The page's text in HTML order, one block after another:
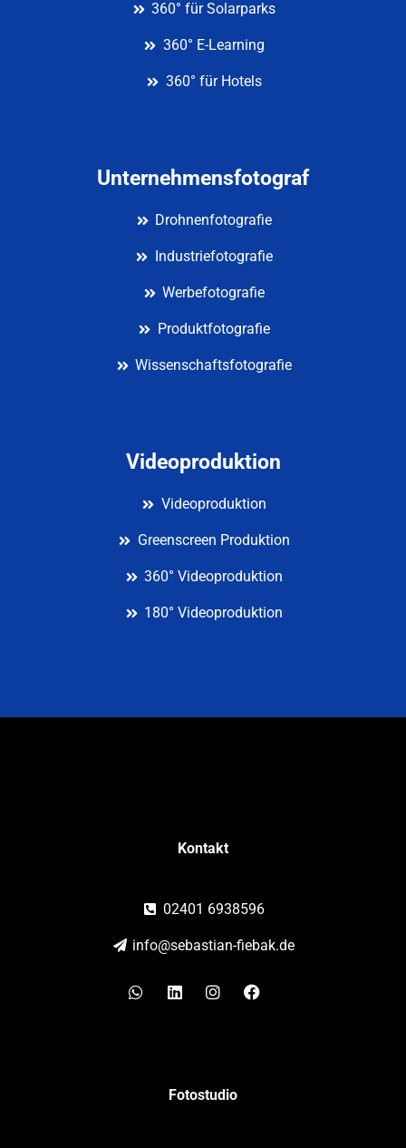
360° für Solarparks
360° E-Learning
360° für Hotels
Unternehmensfotograf
Drohnenfotografie
Industriefotografie
Werbefotografie
Produktfotografie
Wissenschaftsfotografie
Videoproduktion
Videoproduktion
Greenscreen Produktion
360° Videoproduktion
180° Videoproduktion
Kontakt
02401 6938596
info@sebastian-fiebak.de
Whatsapp
LinkedinInstagramFacebook
Fotostudio